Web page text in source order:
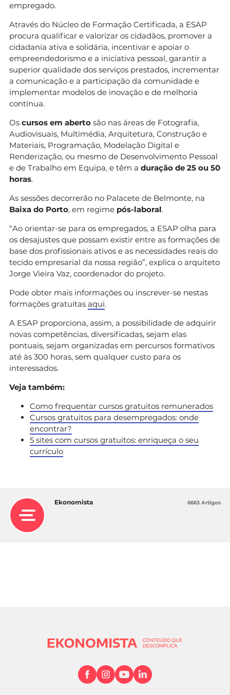
empregado.
Através do Núcleo de Formação Certificada, a ESAP
procura qualificar e valorizar os cidadãos, promover a
cidadania ativa e solidária, incentivar e apoiar o
empreendedorismo e a iniciativa pessoal, garantir a
superior qualidade dos serviços prestados, incrementar
a comunicação e a participação da comunidade e
implementar modelos de inovação e de melhoria
contínua.
Os cursos em aberto são nas áreas de Fotografia,
Audiovisuais, Multimédia, Arquitetura, Construção e
Materiais, Programação, Modelação Digital e
Renderização, ou mesmo de Desenvolvimento Pessoal
e de Trabalho em Equipa, e têm a duração de 25 ou 50
horas.
As sessões decorrerão no Palacete de Belmonte, na
Baixa do Porto, em regime pós-laboral.
“Ao orientar-se para os empregados, a ESAP olha para
os desajustes que possam existir entre as formações de
base dos profissionais ativos e as necessidades reais do
tecido empresarial da nossa região”, explica o arquiteto
Jorge Vieira Vaz, coordenador do projeto.
Pode obter mais informações ou inscrever-se nestas
formações gratuitas aqui.
A ESAP proporciona, assim, a possibilidade de adquirir
novas competências, diversificadas, sejam elas
pontuais, sejam organizadas em percursos formativos
até às 300 horas, sem qualquer custo para os
interessados.
Veja também:
Como frequentar cursos gratuitos remunerados
Cursos gratuitos para desempregados: onde
encontrar?
5 sites com cursos gratuitos: enriqueça o seu
currículo
Ekonomista 6663 Artigos